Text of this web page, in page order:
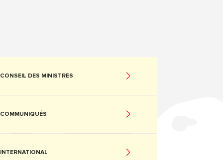
CONSEIL DES MINISTRES
COMMUNIQUÉS
INTERNATIONAL